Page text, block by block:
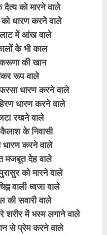
को मारने वाले
धारण करने वाले
में आंख वाले
के भी काल
की खान
रूप वाले
धारण करने वाले
धारण करने वाले
रखने वाले
के निवासी
करने वाले
मजबूत देह वाले
को मारने वाले
वाली ध्वजा वाले
सवारी वाले
शरीर में भस्म लगाने वाले
से प्रेम करने वाले